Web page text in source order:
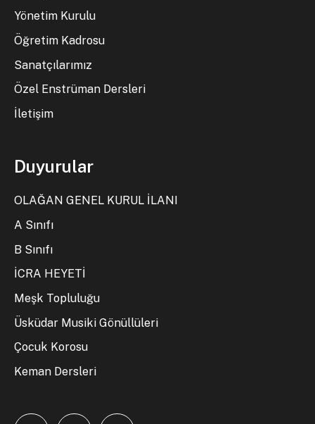
Yönetim Kurulu
Öğretim Kadrosu
Sanatçılarımız
Özel Enstrüman Dersleri
İletişim
Duyurular
OLAĞAN GENEL KURUL İLANI
A Sınıfı
B Sınıfı
İCRA HEYETİ
Meşk Topluluğu
Üsküdar Musiki Gönüllüleri
Çocuk Korosu
Keman Dersleri